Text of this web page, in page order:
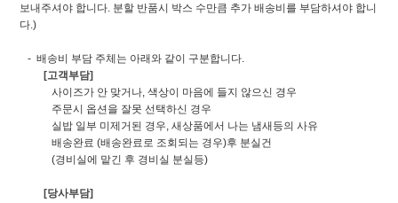
보내주셔야 합니다. 분할 반품시 박스 수만큼 추가 배송비를 부담하셔야 합니
다.)
- 배송비 부담 주체는 아래와 같이 구분합니다.
[고객부담]
사이즈가 안 맞거나, 색상이 마음에 들지 않으신 경우
주문시 옵션을 잘못 선택하신 경우
실밥 일부 미제거된 경우, 새상품에서 나는 냄새등의 사유
배송완료 (배송완료로 조회되는 경우)후 분실건
(경비실에 맡긴 후 경비실 분실등)
[당사부담]